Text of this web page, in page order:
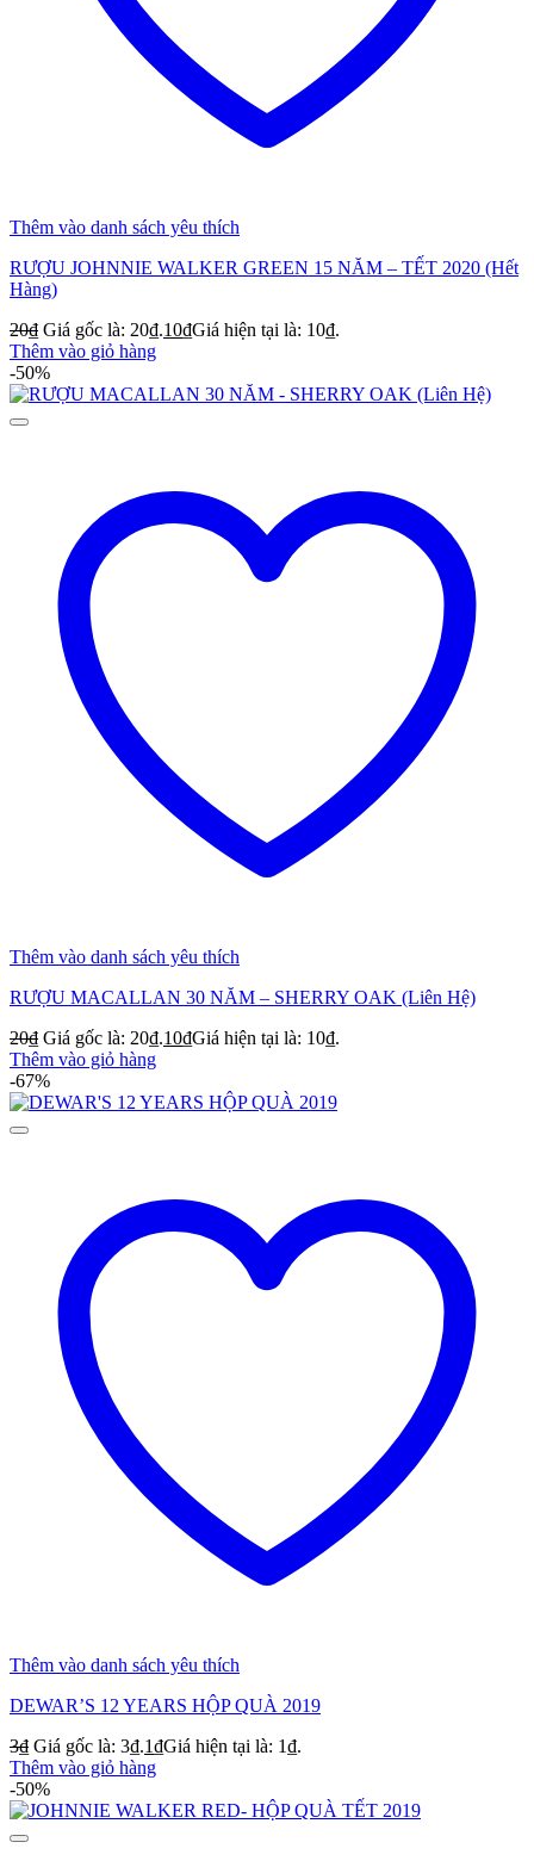
Thêm vào danh sách yêu thích
RƯỢU JOHNNIE WALKER GREEN 15 NĂM – TẾT 2020 (Hết
Hàng)
20₫ Giá gốc là: 20₫.10₫Giá hiện tại là: 10₫.
Thêm vào giỏ hàng
-50%
Thêm vào danh sách yêu thích
RƯỢU MACALLAN 30 NĂM – SHERRY OAK (Liên Hệ)
20₫ Giá gốc là: 20₫.10₫Giá hiện tại là: 10₫.
Thêm vào giỏ hàng
-67%
Thêm vào danh sách yêu thích
DEWAR’S 12 YEARS HỘP QUÀ 2019
3₫ Giá gốc là: 3₫.1₫Giá hiện tại là: 1₫.
Thêm vào giỏ hàng
-50%